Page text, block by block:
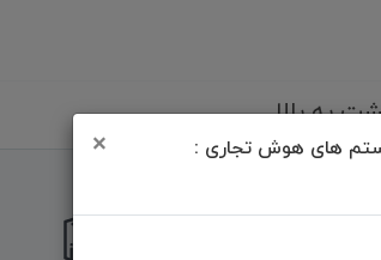
های هوش تجاری :
×
به بالا